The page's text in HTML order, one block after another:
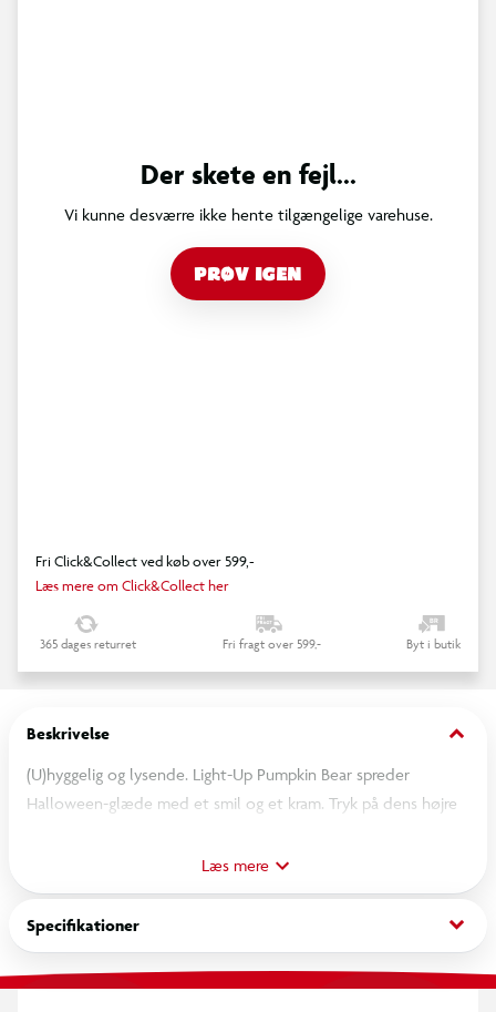
Der skete en fejl...
Vi kunne desværre ikke hente tilgængelige varehuse.
PRØV IGEN
Fri Click&Collect ved køb over 599,-
Læs mere om Click&Collect her
365 dages returret Fri fragt over 599,- Byt i butik
Beskrivelse keyboard_arrow_down
(U)hyggelig og lysende. Light-Up Pumpkin Bear spreder
Halloween-glæde med et smil og et kram. Tryk på dens højre
Læs mere
Specifikationer keyboard_arrow_down